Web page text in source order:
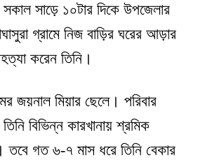
সাড়ে ১০টার দিকে উপজেলার
গ্রামে নিজ বাড়ির ঘরের আড়ার
করেন তিনি।
জয়নাল মিয়ার ছেলে। পরিবার
বিভিন্ন কারখানায় শ্রমিক
তবে গত ৬-৭ মাস ধরে তিনি বেকার